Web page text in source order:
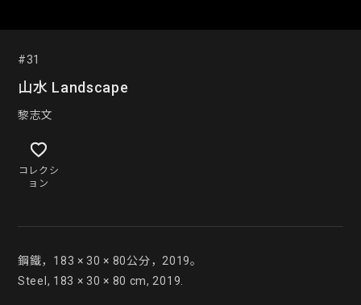
#31
山水 Landscape
黎志文
コレクシ
ョン
鋼鐵，183 × 30 × 80公分，2019。
Steel, 183 × 30 × 80 cm, 2019.